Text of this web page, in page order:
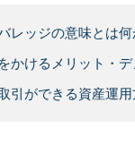
レッジの意味とは何
かけるメリット・デ
引ができる資産運